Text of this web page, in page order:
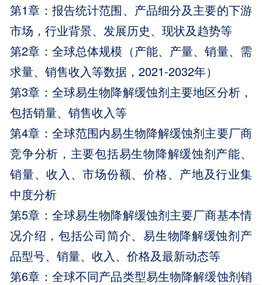
第1章：报告统计范围、产品细分及主要的下游
市场，行业背景、发展历史、现状及趋势等
第2章：全球总体规模（产能、产量、销量、需
求量、销售收入等数据，2021-2032年）
第3章：全球易生物降解缓蚀剂主要地区分析，
包括销量、销售收入等
第4章：全球范围内易生物降解缓蚀剂主要厂商
竞争分析，主要包括易生物降解缓蚀剂产能、
销量、收入、市场份额、价格、产地及行业集
中度分析
第5章：全球易生物降解缓蚀剂主要厂商基本情
况介绍，包括公司简介、易生物降解缓蚀剂产
品型号、销量、收入、价格及最新动态等
第6章：全球不同产品类型易生物降解缓蚀剂销